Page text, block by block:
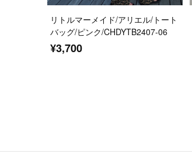
リトルマーメイド/アリエル/トート
バッグ/ピンク/CHDYTB2407-06
¥3,700